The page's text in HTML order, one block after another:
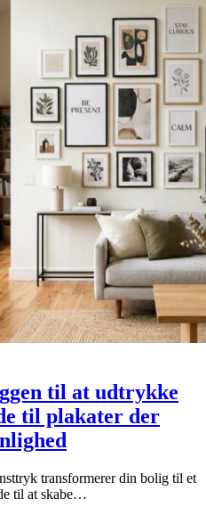
til at udtrykke
til plakater der
transformerer din bolig til et
til at skabe…